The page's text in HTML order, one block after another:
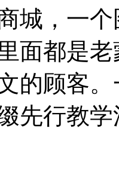
城，一
面都是
的顾客
先行教